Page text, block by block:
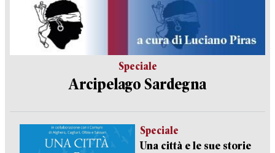
Speciale
Arcipelago Sardegna
Speciale
Una città e le sue storie